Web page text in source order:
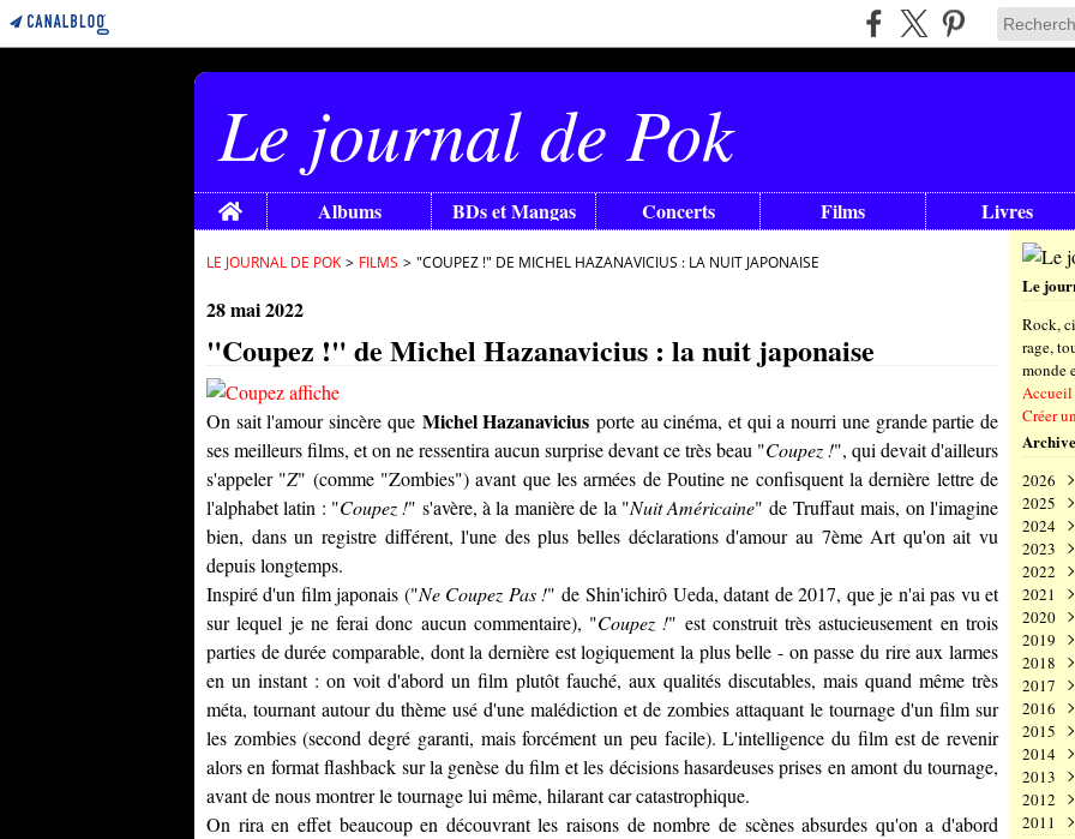
Le journal de Pok
Home Albums BDs et Mangas Concerts Films Livres
LE JOURNAL DE POK > FILMS > "COUPEZ !" DE MICHEL HAZANAVICIUS : LA NUIT JAPONAISE
28 mai 2022
"Coupez !" de Michel Hazanavicius : la nuit japonaise
On sait l'amour sincère que Michel Hazanavicius porte au cinéma, et qui a nourri une grande partie de
ses meilleurs films, et on ne ressentira aucun surprise devant ce très beau "Coupez !", qui devait d'ailleurs
s'appeler "Z" (comme "Zombies") avant que les armées de Poutine ne confisquent la dernière lettre de
l'alphabet latin : "Coupez !" s'avère, à la manière de la "Nuit Américaine" de Truffautmais, on l'imagine
bien, dans un registre différent, l'une des plus belles déclarations d'amour au 7ème Art qu'on ait vu
depuis longtemps.
Inspiré d'un film japonais ("Ne Coupez Pas !" de Shin'ichirô Ueda, datant de 2017, que je n'ai pas vu et
sur lequel je ne ferai donc aucun commentaire), "Coupez !" est construit très astucieusement en trois
parties de durée comparable, dont la dernière est logiquement la plus belle - on passe du rire aux larmes
en un instant : on voit d'abord un film plutôt fauché, aux qualités discutables, mais quand même très
méta, tournant autour du thème usé d'une malédiction et de zombies attaquant le tournage d'un film sur
les zombies (second degré garanti, mais forcément un peu facile). L'intelligence du film est de revenir
alors en format flashback sur la genèse du film et les décisions hasardeuses prises en amont du tournage,
avant de nous montrer le tournage lui même, hilarant car catastrophique.
On rira en effet beaucoup en découvrant les raisons de nombre de scènes absurdes qu'on a d'abord
Le
Rock,
rage,
monde
Créer
2026
Août
Juillet
Juin
Mai
Avril
Mars
2025
Août
Juillet
Juin
Mai
Avril
Mars
2024
Août
Juillet
Juin
Mai
Avril
Mars
2023
Août
Juillet
Juin
Mai
Avril
Mars
2022
Août
Juillet
Juin
Mai
Avril
Mars
2021
Août
Juillet
Juin
Mai
Avril
Mars
2020
Août
Juillet
Juin
Mai
Avril
2019
Août
Juillet
Juin
Mai
2018
Août
Juillet
Juin
2017
Août
Juillet
2016
Août
2015
2014
2013
2012
2011